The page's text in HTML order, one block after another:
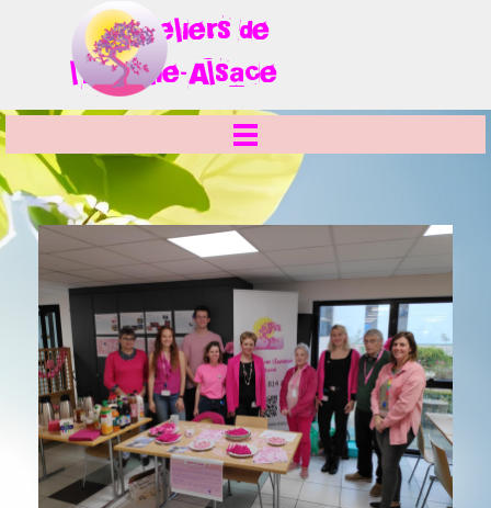
Aller au contenu Ateliersde
l'Embellie-Alsace
Sauter le menu